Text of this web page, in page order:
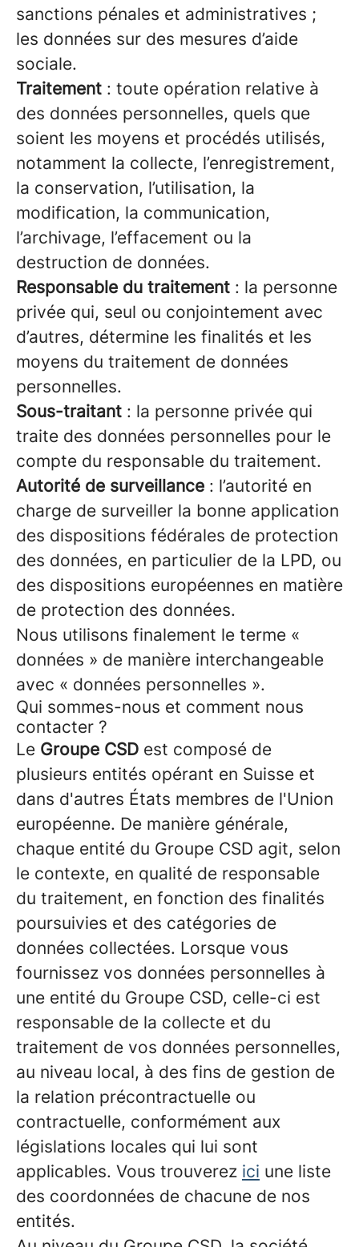
sanctions pénales et administratives ;
les données sur des mesures d’aide
sociale.
Traitement : toute opération relative à
des données personnelles, quels que
soient les moyens et procédés utilisés,
notamment la collecte, l’enregistrement,
la conservation, l’utilisation, la
modification, la communication,
l’archivage, l’effacement ou la
destruction de données.
Responsable du traitement : la personne
privée qui, seul ou conjointement avec
d’autres, détermine les finalités et les
moyens du traitement de données
personnelles.
Sous-traitant : la personne privée qui
traite des données personnelles pour le
compte du responsable du traitement.
Autorité de surveillance : l’autorité en
charge de surveiller la bonne application
des dispositions fédérales de protection
des données, en particulier de la LPD, ou
des dispositions européennes en matière
de protection des données.
Nous utilisons finalement le terme «
données » de manière interchangeable
avec « données personnelles ».
Qui sommes-nous et comment nous
contacter ?
Le Groupe CSD est composé de
plusieurs entités opérant en Suisse et
dans d'autres États membres de l'Union
européenne. De manière générale,
chaque entité du Groupe CSD agit, selon
le contexte, en qualité de responsable
du traitement, en fonction des finalités
poursuivies et des catégories de
données collectées. Lorsque vous
fournissez vos données personnelles à
une entité du Groupe CSD, celle-ci est
responsable de la collecte et du
traitement de vos données personnelles,
au niveau local, à des fins de gestion de
la relation précontractuelle ou
contractuelle, conformément aux
législations locales qui lui sont
applicables. Vous trouverez ici une liste
des coordonnées de chacune de nos
entités.